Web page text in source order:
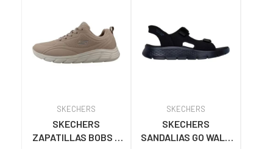
SKECHERS
SKECHERS
ZAPATILLAS BOBS B
SKECHERS
SKECHERS
SANDALIAS GO WALK